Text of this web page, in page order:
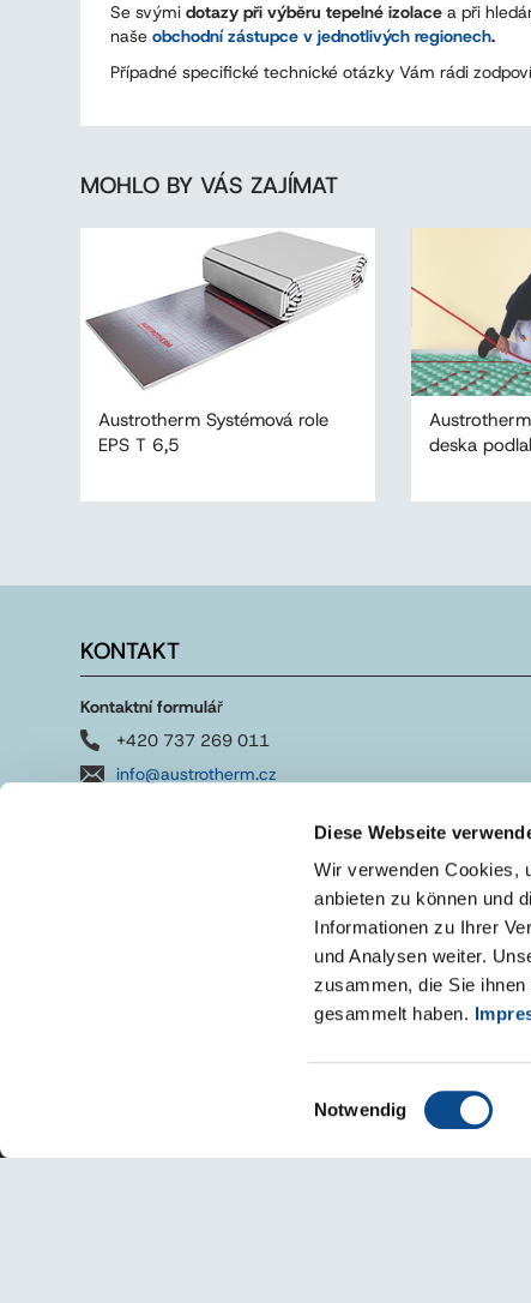
Diese Webseite
Wir verwenden Cookies,
anbieten zu können und
Informationen zu Ihrer
und Analysen weiter.
zusammen, die Sie
gesammelt haben.
Einwilligungsauswahl
Notwendig
Se svými dotazy při výběru tepelné izolace a při
naše obchodní zástupce v jednotlivých regionech.
Případné specifické technické otázky Vám rádi
MOHLO BY VÁS ZAJÍMAT
Austrotherm Systémová role
EPS T 6,5
deska
KONTAKT
Kontaktní formulář
+420 737 269 011
info@austrotherm.cz
Prohlášení o přístupnosti